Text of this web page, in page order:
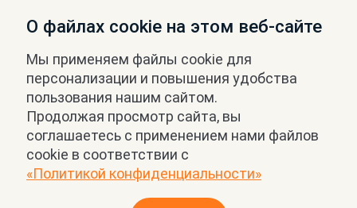
О файлах cookie на этом веб-сайте
Мы применяем файлы cookie для
персонализации и повышения удобства
пользования нашим сайтом.
Продолжая просмотр сайта, вы
соглашаетесь с применением нами файлов
cookie в соответствии с
«Политикой конфиденциальности»